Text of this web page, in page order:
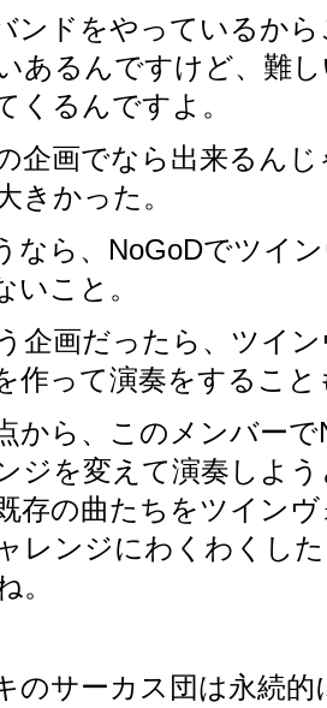
ンドをやっているか
あるんですけど、難
くるんですよ。
企画でなら出来るん
きかった。
なら、NoGoDでツイ
いこと。
企画だったら、ツイ
作って演奏をすること
から、このメンバーで
ジを変えて演奏しよ
存の曲たちをツイン
レンジにわくわくし
。
のサーカス団は永続的